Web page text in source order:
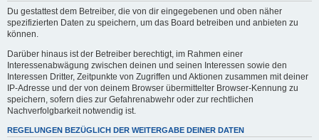
Du gestattest dem Betreiber, die von dir eingegebenen und oben näher
spezifizierten Daten zu speichern, um das Board betreiben und anbieten zu
können.
Darüber hinaus ist der Betreiber berechtigt, im Rahmen einer
Interessenabwägung zwischen deinen und seinen Interessen sowie den
Interessen Dritter, Zeitpunkte von Zugriffen und Aktionen zusammen mit deiner
IP-Adresse und der von deinem Browser übermittelter Browser-Kennung zu
speichern, sofern dies zur Gefahrenabwehr oder zur rechtlichen
Nachverfolgbarkeit notwendig ist.
REGELUNGEN BEZÜGLICH DER WEITERGABE DEINER DATEN